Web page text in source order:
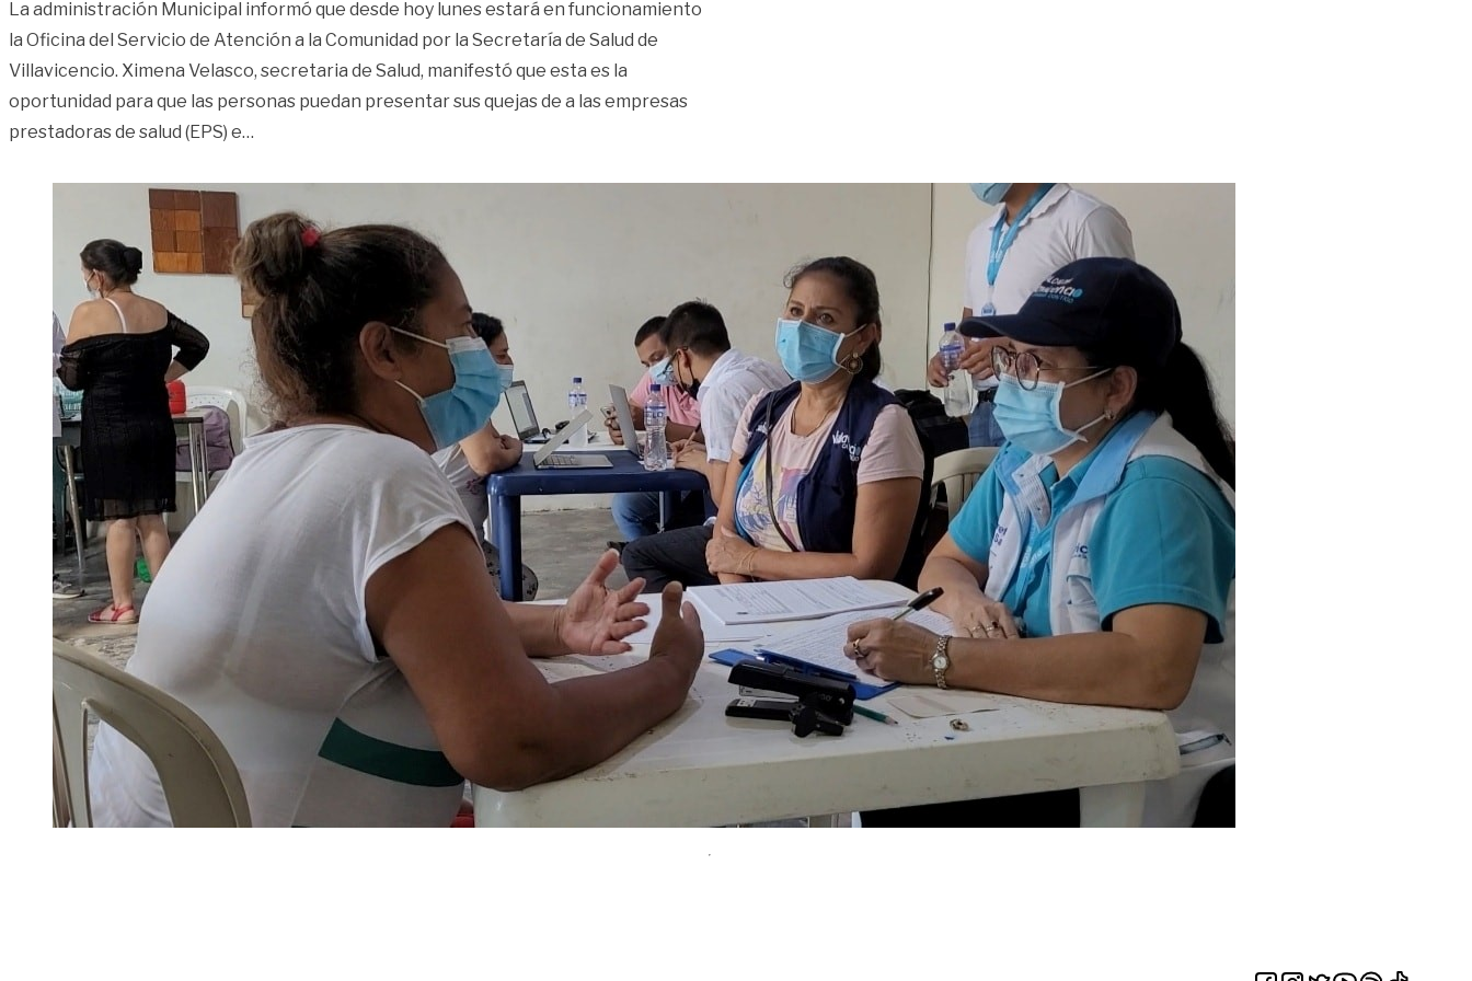
La administración Municipal informó que desde hoy lunes estará en funcionamiento
la Oficina del Servicio de Atención a la Comunidad por la Secretaría de Salud de
Villavicencio. Ximena Velasco, secretaria de Salud, manifestó que esta es la
oportunidad para que las personas puedan presentar sus quejas de a las empresas
prestadoras de salud (EPS) e…